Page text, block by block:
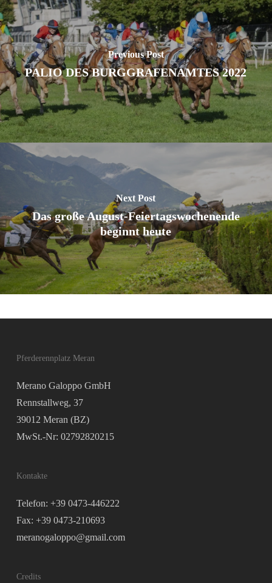
Previous Post
PALIO DES BURGGRAFENAMTES 2022
Next Post
Das große August-Feiertagswochenende
beginnt heute
Pferderennplatz Meran
Merano Galoppo GmbH
Rennstallweg, 37
39012 Meran (BZ)
MwSt.-Nr: 02792820215
Kontakte
Telefon: +39 0473-446222
Fax: +39 0473-210693
meranogaloppo@gmail.com
Credits